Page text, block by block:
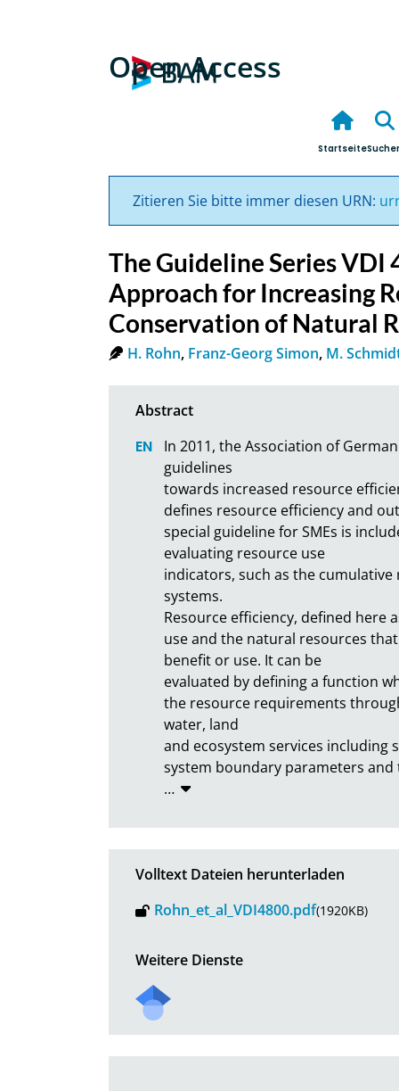
Open Access
Startseite
Zitieren Sie bitte immer diesen URN:
The Guideline Series VDI
Approach for Increasing
Conservation of Natural
H. Rohn, Franz-Georg Simon, M.
In 2011, the Association of
guidelines
towards increased resource
defines resource efficiency and
special guideline for SMEs is
evaluating resource use
indicators, such as the
systems.
Resource efficiency, defined here
use and the natural resources
benefit or use. It can be
evaluated by defining a function
the resource requirements
water, land
and ecosystem services including
system boundary parameters
…
Volltext Dateien herunterladen
Rohn_et_al_VDI4800.pdf(1920KB)
Weitere Dienste